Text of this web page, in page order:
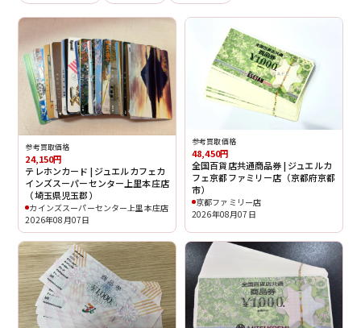
参考買取価格
24,150円
テレホンカード | ジュエルカフェカ
インズスーパーセンター上里本庄店
（埼玉県児玉郡）
カインズスーパーセンター上里本庄店
2026年08月07日
参考買取価格
48,450円
全国百貨店共通商品券 | ジュエルカ
フェ京都ファミリー店（京都府京都
市）
京都ファミリー店
2026年08月07日